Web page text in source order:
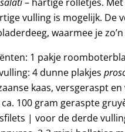
vulling is mogelijk. De
waarmee je
1 pakje
4 dunne plakjes
kaas, versgeraspt
100 gram geraspte
| voor de derde